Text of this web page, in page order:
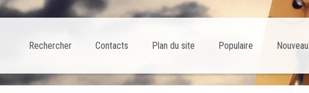
Nouveau
Populaire
Plan du site
Contacts
Rechercher